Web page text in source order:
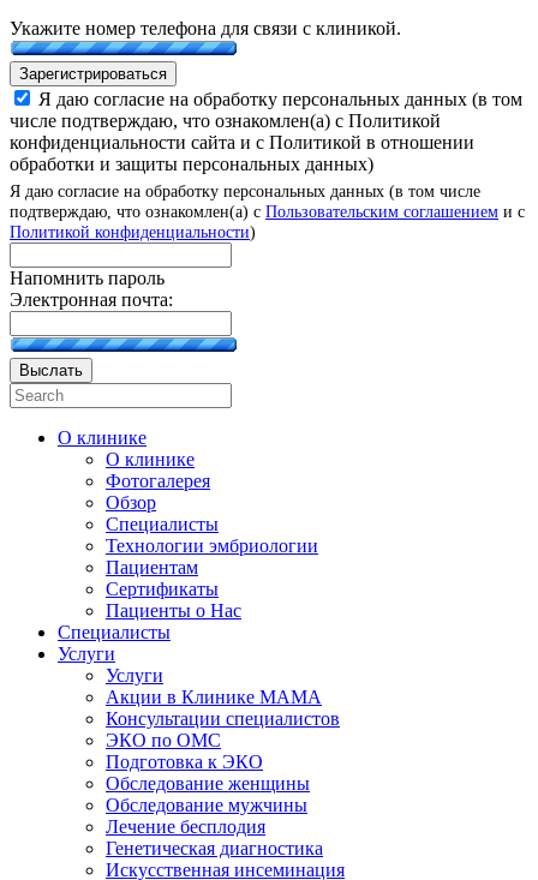
Укажите номер телефона для связи с клиникой.
Зарегистрироваться
Я даю согласие на обработку персональных данных (в том
числе подтверждаю, что ознакомлен(а) с Политикой
конфиденциальности сайта и с Политикой в отношении
обработки и защиты персональных данных)
Я даю согласие на обработку персональных данных (в том числе
подтверждаю, что ознакомлен(а) с Пользовательским соглашением и с
Политикой конфиденциальности)
Напомнить пароль
Электронная почта:
Выслать
О клинике
О клинике
Фотогалерея
Обзор
Специалисты
Технологии эмбриологии
Пациентам
Сертификаты
Пациенты о Нас
Специалисты
Услуги
Услуги
Акции в Клинике МАМА
Консультации специалистов
ЭКО по ОМС
Подготовка к ЭКО
Обследование женщины
Обследование мужчины
Лечение бесплодия
Генетическая диагностика
Искусственная инсеминация